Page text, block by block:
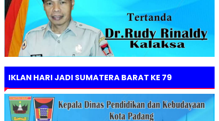
IKLAN HARI JADI SUMATERA BARAT KE 79